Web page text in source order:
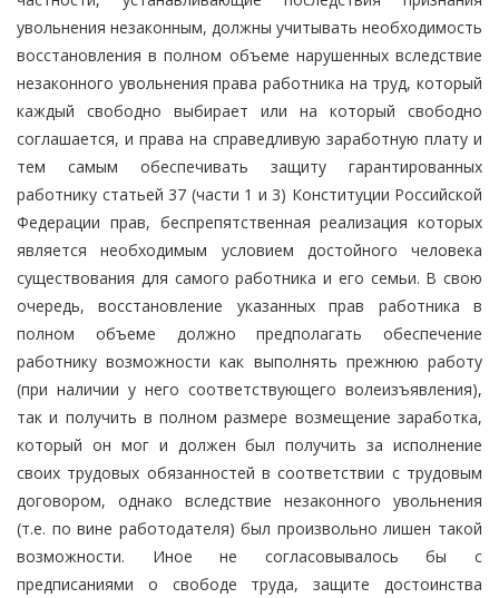
увольнения незаконным, должны учитывать необходимость
восстановления в полном объеме нарушенных вследствие
незаконного увольнения права работника на труд, который
каждый свободно выбирает или на который свободно
соглашается, и права на справедливую заработную плату и
тем самым обеспечивать защиту гарантированных
работнику статьей 37 (части 1 и 3) Конституции Российской
Федерации прав, беспрепятственная реализация которых
является необходимым условием достойного человека
существования для самого работника и его семьи. В свою
очередь, восстановление указанных прав работника в
полном объеме должно предполагать обеспечение
работнику возможности как выполнять прежнюю работу
(при наличии у него соответствующего волеизъявления),
так и получить в полном размере возмещение заработка,
который он мог и должен был получить за исполнение
своих трудовых обязанностей в соответствии с трудовым
договором, однако вследствие незаконного увольнения
(т.е. по вине работодателя) был произвольно лишен такой
возможности. Иное не согласовывалось бы с
предписаниями о свободе труда, защите достоинства